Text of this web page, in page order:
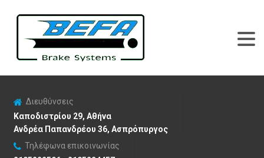
Διευθύνσεις
Καποδιστρίου 29, Αθήνα
Ανδρέα Παπανδρέου 36, Ασπρόπυργος
Τηλέφωνα επικοινωνίας